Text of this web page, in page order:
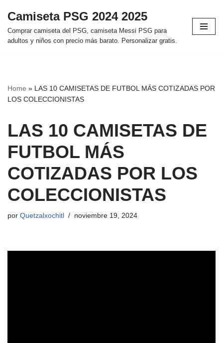
Saltar
al
Camiseta PSG 2024 2025
Comprar camiseta del PSG, camiseta Messi PSG para
adultos y niños con precio más barato. Personalizar gratis.
Home » LAS 10 CAMISETAS DE FUTBOL MÁS COTIZADAS POR
LOS COLECCIONISTAS
LAS 10 CAMISETAS DE
FUTBOL MÁS
COTIZADAS POR LOS
COLECCIONISTAS
por Quetzalxochitl noviembre 19, 2024